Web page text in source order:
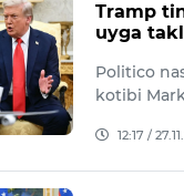
Tramp
uyga
Politico
kotibi
12:17 /